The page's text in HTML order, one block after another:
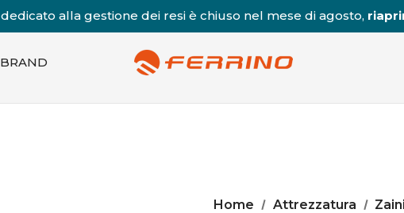
dedicato alla gestione dei resi è chiuso nel mese di agosto,
BRAND
Home Attrezzatura Zaini